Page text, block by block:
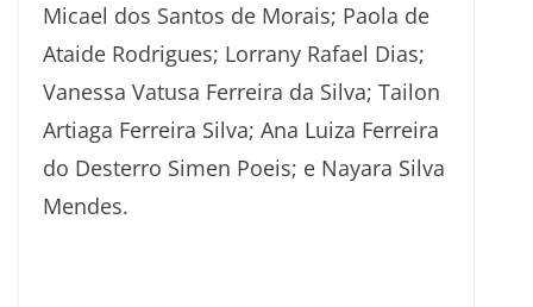
Micael dos Santos de Morais; Paola de
Ataide Rodrigues; Lorrany Rafael Dias;
Vanessa Vatusa Ferreira da Silva; Tailon
Artiaga Ferreira Silva; Ana Luiza Ferreira
do Desterro Simen Poeis; e Nayara Silva
Mendes.